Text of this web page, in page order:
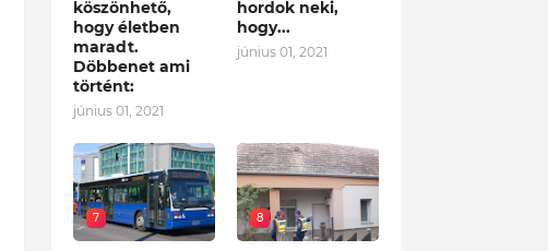
köszönhető,
hogy életben
maradt.
Döbbenet ami
történt:
június 01, 2021
hordok neki,
hogy...
június 01, 2021
7 8